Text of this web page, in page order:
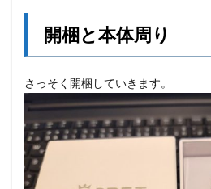
開梱と本体周り
さっそく開梱していきます。